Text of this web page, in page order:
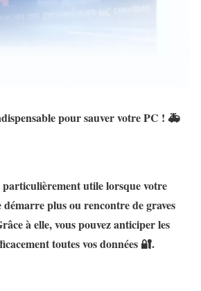
pour sauver votre PC ! 🚑
particulièrement utilelorsque votre
démarre plus ou rencontre de graves
à elle, vous pouvezanticiper les
toutes vos données 🔐.